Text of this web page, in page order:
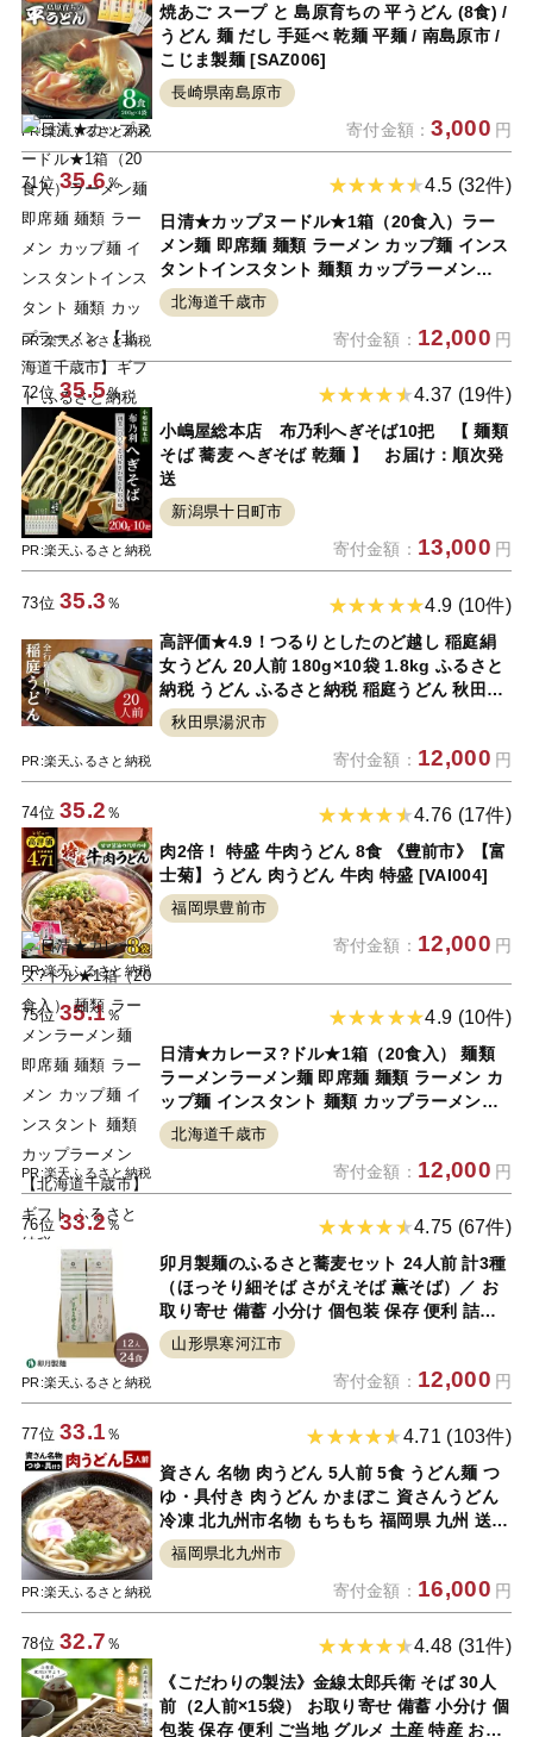
PR:楽天ふるさと納税
焼あご スープ と 島原育ちの 平うどん (8食) /
うどん 麺 だし 手延べ 乾麺 平麺 / 南島原市 /
こじま製麺 [SAZ006]
長崎県南島原市
寄付金額：3,000 円
71位35.6％
PR:楽天ふるさと納税
4.5 (32件)
日清★カップヌードル★1箱（20食入）ラー
メン麺 即席麺 麺類 ラーメン カップ麺 インス
タントインスタント 麺類 カップラーメン
【北海道千歳市】ギフト ふるさと納税
北海道千歳市
寄付金額： 12,000 円
72位35.5％
PR:楽天ふるさと納税
4.37 (19件)
小嶋屋総本店 布乃利へぎそば10把 【 麺類
そば 蕎麦 へぎそば 乾麺 】 お届け：順次発
送
新潟県十日町市
寄付金額： 13,000 円
73位35.3 ％
PR:楽天ふるさと納税
4.9 (10件)
高評価★4.9！つるりとしたのど越し 稲庭絹
女うどん 20人前 180g×10袋 1.8kg ふるさと
納税 うどん ふるさと納税 稲庭うどん 秋田県
国産 稲庭 いなにわ 干しうどん 稲庭干饂飩 乾
麺 麺 稲庭絹女饂飩 [B2-0201]
秋田県湯沢市
寄付金額： 12,000 円
74位35.2 ％
PR:楽天ふるさと納税
4.76 (17件)
肉2倍！ 特盛 牛肉うどん 8食 《豊前市》【富
士菊】うどん 肉うどん 牛肉 特盛 [VAI004]
福岡県豊前市
寄付金額： 12,000 円
75位35.1 ％
PR:楽天ふるさと納税
4.9 (10件)
日清★カレーヌ?ドル★1箱（20食入） 麺類
ラーメンラーメン麺 即席麺 麺類 ラーメン カ
ップ麺 インスタント 麺類 カップラーメン
【北海道千歳市】ギフト ふるさと納税
北海道千歳市
寄付金額： 12,000 円
76位33.2％
PR:楽天ふるさと納税
4.75 (67件)
卯月製麺のふるさと蕎麦セット 24人前 計3種
（ほっそり細そば さがえそば 薫そば）／ お
取り寄せ 備蓄 小分け 個包装 保存 便利 詰め
合わせ 詰合せ 食べ比べ ご当地 グルメ 土産
特産 名物 年越し 東北 山形 麺
山形県寒河江市
寄付金額： 12,000 円
77位33.1 ％
PR:楽天ふるさと納税
4.71 (103件)
資さん 名物 肉うどん 5人前 5食 うどん麺 つ
ゆ・具付き 肉うどん かまぼこ 資さんうどん
冷凍 北九州市名物 もちもち 福岡県 九州 送料
無料
福岡県北九州市
寄付金額： 16,000 円
78位32.7 ％ 4.48 (31件)
《こだわりの製法》金線太郎兵衛 そば 30人
前（2人前×15袋） お取り寄せ 備蓄 小分け 個
包装 保存 便利 ご当地 グルメ 土産 特産 おう